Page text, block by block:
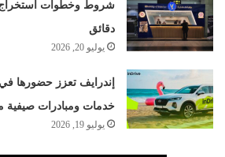
شروط وخطوات استخراج
دقائق
يوليو 20, 2026
إندرايف تعزز حضورها
خدمات ومبادرات صيفية
يوليو 19, 2026